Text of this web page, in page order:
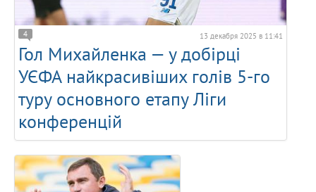
4 13 декабря 2025 в 11:41
Гол Михайленка — у добірці
УЄФА найкрасивіших голів 5-го
туру основного етапу Ліги
конференцій